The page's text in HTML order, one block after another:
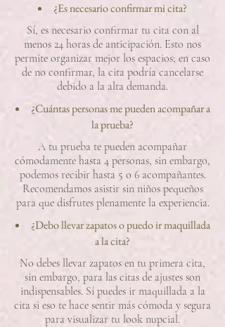
¿Es necesario confirmar mi cita?
Sí, es necesario confirmar tu cita con al
menos 24 horas de anticipación. Esto nos
permite organizar mejor los espacios; en caso
de no confirmar, la cita podría cancelarse
debido a la alta demanda.
¿Cuántas personas me pueden acompañar a
la prueba?
A tu prueba te pueden acompañar
cómodamente hasta 4 personas, sin embargo,
podemos recibir hasta 5 o 6 acompañantes.
Recomendamos asistir sin niños pequeños
para que disfrutes plenamente la experiencia.
¿Debo llevar zapatos o puedo ir maquillada
a la cita?
No debes llevar zapatos en tu primera cita,
sin embargo, para las citas de ajustes son
indispensables. Sí puedes ir maquillada a la
cita si eso te hace sentir más cómoda y segura
para visualizar tu look nupcial.